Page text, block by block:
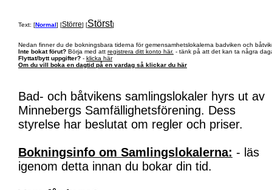
Text: [Normal] [Större] [Störst]
Nedan finner du de bokningsbara tiderna för gemensamhetslokalerna badviken och
Inte bokat förut? Börja med att registrera ditt konto här. - tänk på att det kan ta några
Flyttat/bytt uppgifter? - klicka här
Om du vill boka en dagtid på en vardag så klickar du här
Bad- och båtvikens samlingslokaler hyrs ut av
Minnebergs Samfällighetsförening. Dess
styrelse har beslutat om regler och priser.
Bokningsinfo om Samlingslokalerna: - läs
igenom detta innan du bokar din tid.